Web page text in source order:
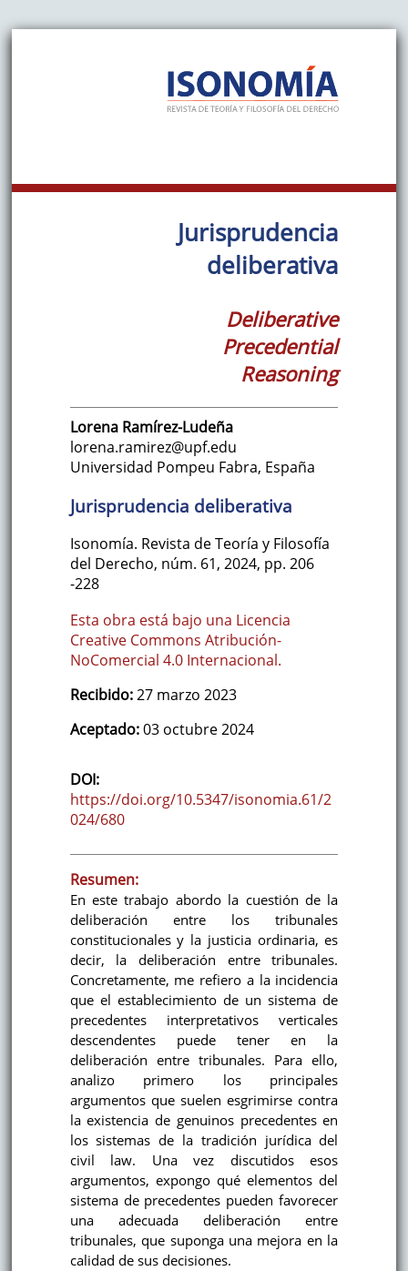
Jurisprudencia
deliberativa
Deliberative
Precedential
Reasoning
Lorena Ramírez-Ludeña
lorena.ramirez@upf.edu
Universidad Pompeu Fabra, España
Jurisprudencia deliberativa
Isonomía. Revista de Teoría y Filosofía
del Derecho, núm. 61, 2024, pp. 206
-228
Esta obra está bajo una Licencia
Creative Commons Atribución-
NoComercial 4.0 Internacional.
Recibido:27 marzo 2023
Aceptado:03 octubre 2024
DOI:
https://doi.org/10.5347/isonomia.61/2
024/680
Resumen:
En este trabajo abordo la cuestión de la
deliberación entre los tribunales
constitucionales y la justicia ordinaria, es
decir, la deliberación entre tribunales.
Concretamente, me refiero a la incidencia
que el establecimiento de un sistema de
precedentes interpretativos verticales
descendentes puede tener en la
deliberación entre tribunales. Para ello,
analizo primero los principales
argumentos que suelen esgrimirse contra
la existencia de genuinos precedentes en
los sistemas de la tradición jurídica del
civil law. Una vez discutidos esos
argumentos, expongo qué elementos del
sistema de precedentes pueden favorecer
una adecuada deliberación entre
tribunales, que suponga una mejora en la
calidad de sus decisiones.